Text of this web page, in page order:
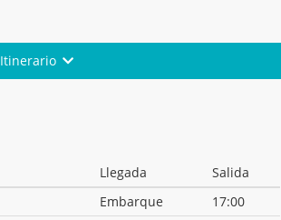
Itinerario
Llegada
Salida
Embarque
17:00